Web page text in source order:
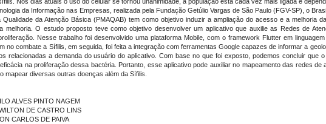
da Informação nas Empresas, realizada pela Fundação Getúlio Vargas de São Paulo (FGV-SP), o
da Atenção Básica (PMAQAB) tem como objetivo induzir a ampliação do acesso e a melhoria
melhoria. O estudo proposto teve como objetivo desenvolver um aplicativo que auxilie as Redes de
Nesse trabalho foi desenvolvido uma plataforma Mobile, com o framework Flutter em
no combate a Sífilis, em seguida, foi feita a integração com ferramentas Google capazes de informar a
relacionadas a demanda do usuário do aplicativo. Com base no que foi exposto, podemos concluir que
na proliferação dessa bactéria. Portanto, esse aplicativo pode auxiliar no mapeamento das redes
mapear diversas outras doenças além da Sífilis.
ALVES PINTO NAGEM
DE CASTRO LINS
CARLOS DE PAIVA